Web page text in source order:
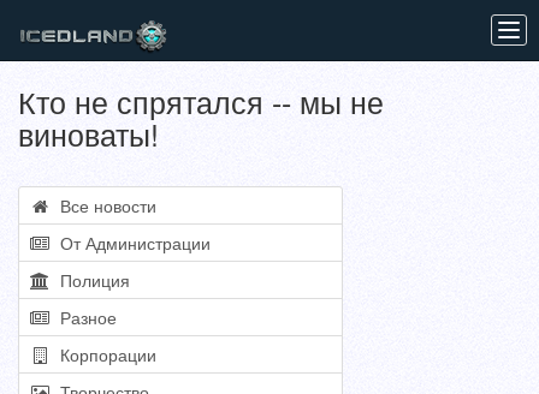
Кто не спрятался -- мы не
виноваты!
Все новости
От Администрации
Полиция
Разное
Корпорации